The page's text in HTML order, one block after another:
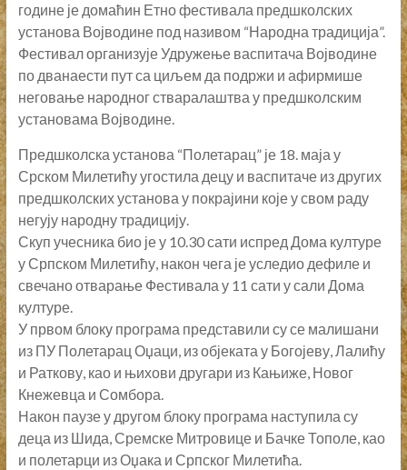
године је домаћин Етно фестивала предшколских
установа Војводине под називом “Народна традиција”.
Фестивал организује Удружење васпитача Војводине
по дванаести пут са циљем да подржи и афирмише
неговање народног стваралаштва у предшколским
установама Војводине.
Предшколска установа “Полетарац” је 18. маја у
Срском Милетићу угостила децу и васпитаче из других
предшколских установа у покрајини које у свом раду
негују народну традицију.
Скуп учесника био је у 10.30 сати испред Дома културе
у Српском Милетићу, након чега је уследио дефиле и
свечано отварање Фестивала у 11 сати у сали Дома
културе.
У првом блоку програма представили су се малишани
из ПУ Полетарац Оџаци, из објеката у Богојеву, Лалићу
и Раткову, као и њихови другари из Кањиже, Новог
Кнежевца и Сомбора.
Након паузе у другом блоку програма наступила су
деца из Шида, Сремске Митровице и Бачке Тополе, као
и полетарци из Оџака и Српског Милетића.